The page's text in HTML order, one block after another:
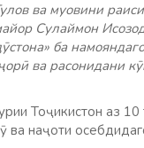
ва муовини
Сулаймон
ба
ва расонидани
Тоҷикистон аз
наҷоти